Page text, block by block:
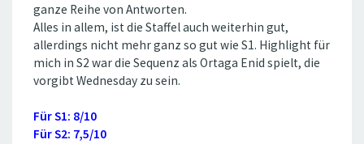
ganze Reihe von Antworten.
Alles in allem, ist die Staffel auch weiterhin gut,
allerdings nicht mehr ganz so gut wie S1. Highlight für
mich in S2 war die Sequenz als Ortaga Enid spielt, die
vorgibt Wednesday zu sein.
Für S1: 8/10
Für S2: 7,5/10